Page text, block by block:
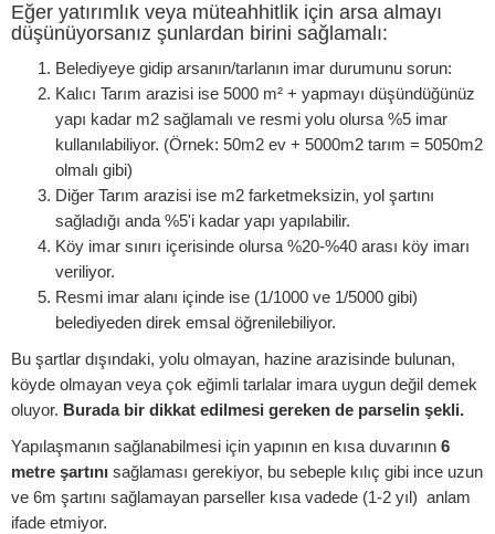
Eğer yatırımlık veya müteahhitlik için arsa almayı
düşünüyorsanız şunlardan birini sağlamalı:
Belediyeye gidip arsanın/tarlanın imar durumunu sorun:
Kalıcı Tarım arazisi ise 5000 m² + yapmayı düşündüğünüz
yapı kadar m2 sağlamalı ve resmi yolu olursa %5 imar
kullanılabiliyor. (Örnek: 50m2 ev + 5000m2 tarım = 5050m2
olmalı gibi)
Diğer Tarım arazisi ise m2 farketmeksizin, yol şartını
sağladığı anda %5'i kadar yapı yapılabilir.
Köy imar sınırı içerisinde olursa %20-%40 arası köy imarı
veriliyor.
Resmi imar alanı içinde ise (1/1000 ve 1/5000 gibi)
belediyeden direk emsal öğrenilebiliyor.
Bu şartlar dışındaki, yolu olmayan, hazine arazisinde bulunan,
köyde olmayan veya çok eğimli tarlalar imara uygun değil demek
oluyor. Burada bir dikkat edilmesi gereken de parselin şekli.
Yapılaşmanın sağlanabilmesi için yapının en kısa duvarının 6
metre şartını sağlaması gerekiyor, bu sebeple kılıç gibi ince uzun
ve 6m şartını sağlamayan parseller kısa vadede (1-2 yıl) anlam
ifade etmiyor.